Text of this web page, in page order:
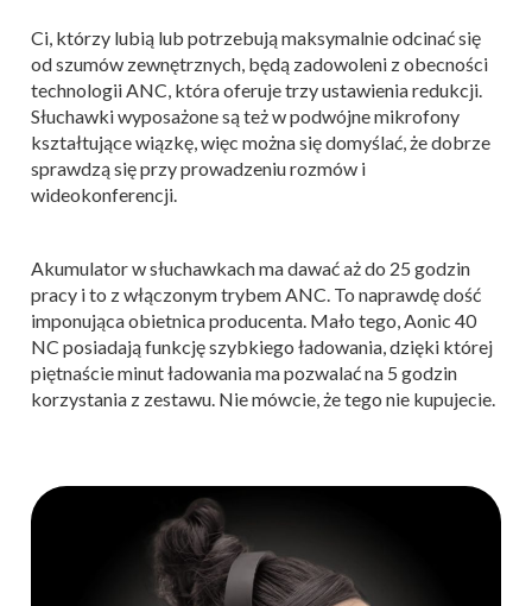
Ci, którzy lubią lub potrzebują maksymalnie odcinać się
od szumów zewnętrznych, będą zadowoleni z obecności
technologii ANC, która oferuje trzy ustawienia redukcji.
Słuchawki wyposażone są też w podwójne mikrofony
kształtujące wiązkę, więc można się domyślać, że dobrze
sprawdzą się przy prowadzeniu rozmów i
wideokonferencji.
Akumulator w słuchawkach ma dawać aż do 25 godzin
pracy i to z włączonym trybem ANC. To naprawdę dość
imponująca obietnica producenta. Mało tego, Aonic 40
NC posiadają funkcję szybkiego ładowania, dzięki której
piętnaście minut ładowania ma pozwalać na 5 godzin
korzystania z zestawu. Nie mówcie, że tego nie kupujecie.